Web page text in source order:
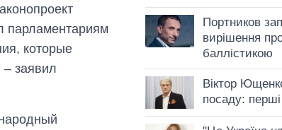
парламентариям
которые
– заявил